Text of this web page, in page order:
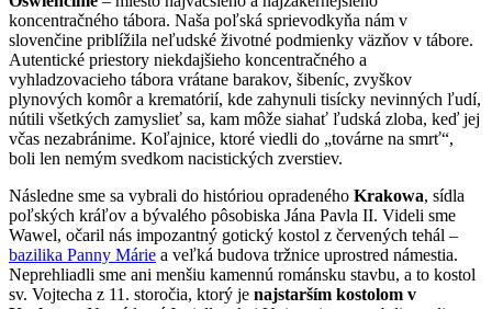
koncentračného tábora. Naša poľská sprievodkyňa nám v
slovenčine priblížila neľudské životné podmienky väzňov v tábore.
Autentické priestory niekdajšieho koncentračného a
vyhladzovacieho tábora vrátane barakov, šibeníc, zvyškov
plynových komôr a krematórií, kde zahynuli tisícky nevinných ľudí,
nútili všetkých zamyslieť sa, kam môže siahať ľudská zloba, keď jej
včas nezabránime. Koľajnice, ktoré viedli do „továrne na smrť“,
boli len nemým svedkom nacistických zverstiev.
Následne sme sa vybrali do históriou opradeného Krakowa, sídla
poľských kráľov a bývalého pôsobiska Jána Pavla II. Videli sme
Wawel, očaril nás impozantný gotický kostol z červených tehál –
bazilika Panny Márie a veľká budova tržnice uprostred námestia.
Neprehliadli sme ani menšiu kamennú románsku stavbu, a to kostol
sv. Vojtecha z 11. storočia, ktorý je najstarším kostolom v